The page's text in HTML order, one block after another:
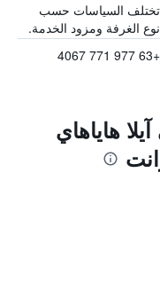
تختلف السياسات حسب
نوع الغرفة ومزود الخدمة.
+63 977 771 4067
هاياهاي